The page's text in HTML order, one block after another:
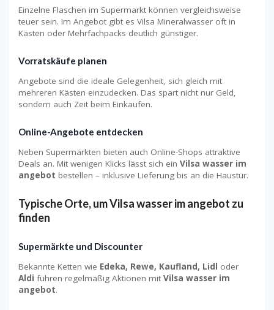
Einzelne Flaschen im Supermarkt können vergleichsweise
teuer sein. Im Angebot gibt es Vilsa Mineralwasser oft in
Kästen oder Mehrfachpacks deutlich günstiger.
Vorratskäufe planen
Angebote sind die ideale Gelegenheit, sich gleich mit
mehreren Kästen einzudecken. Das spart nicht nur Geld,
sondern auch Zeit beim Einkaufen.
Online-Angebote entdecken
Neben Supermärkten bieten auch Online-Shops attraktive
Deals an. Mit wenigen Klicks lässt sich ein Vilsa wasser im
angebot bestellen – inklusive Lieferung bis an die Haustür.
Typische Orte, um Vilsa wasser im angebot zu
finden
Supermärkte und Discounter
Bekannte Ketten wie Edeka, Rewe, Kaufland, Lidl
oder
Aldi führen regelmäßig Aktionen mit Vilsa wasser im
angebot.